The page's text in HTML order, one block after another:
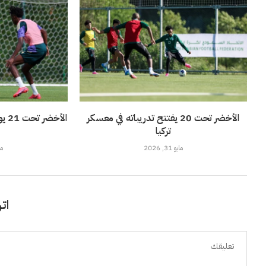
الأخضر تحت 20 يفتتح تدريباته في معسكر
تركيا
مايو 31, 2026